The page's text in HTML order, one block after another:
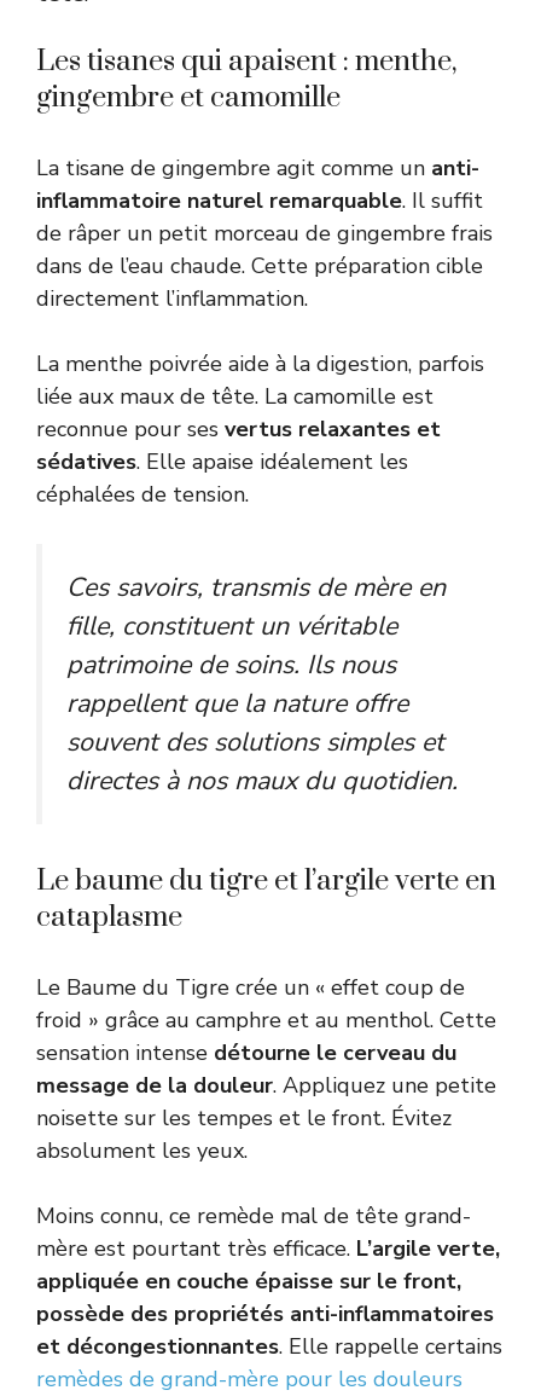
Les tisanes qui apaisent : menthe,
gingembre et camomille
La tisane de gingembre agit comme un anti-
inflammatoire naturel remarquable. Il suffit
de râper un petit morceau de gingembre frais
dans de l’eau chaude. Cette préparation cible
directement l’inflammation.
La menthe poivrée aide à la digestion, parfois
liée aux maux de tête. La camomille est
reconnue pour ses vertus relaxantes et
sédatives. Elle apaise idéalement les
céphalées de tension.
Ces savoirs, transmis de mère en
fille, constituent un véritable
patrimoine de soins. Ils nous
rappellent que la nature offre
souvent des solutions simples et
directes à nos maux du quotidien.
Le baume du tigre et l’argile verte en
cataplasme
Le Baume du Tigre crée un « effet coup de
froid » grâce au camphre et au menthol. Cette
sensation intense détourne le cerveau du
message de la douleur. Appliquez une petite
noisette sur les tempes et le front. Évitez
absolument les yeux.
Moins connu, ce remède mal de tête grand-
mère est pourtant très efficace. L’argile verte,
appliquée en couche épaisse sur le front,
possède des propriétés anti-inflammatoires
et décongestionnantes. Elle rappelle certains
remèdes de grand-mère pour les douleurs